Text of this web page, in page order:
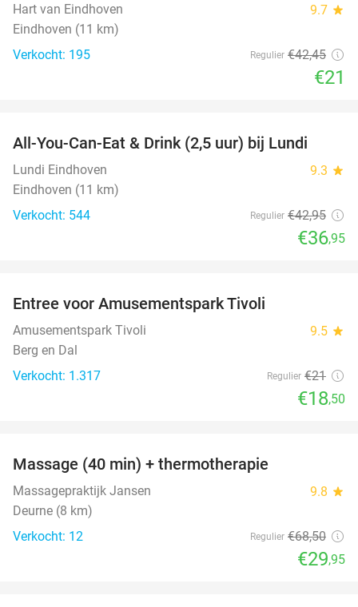
Hart van Eindhoven 9.7 star
Eindhoven (11 km)
Verkocht: 195
Regulier €42,45
€21
All-You-Can-Eat & Drink (2,5 uur) bij Lundi
Lundi Eindhoven 9.3 star
Eindhoven (11 km)
Verkocht: 544
Regulier €42,95
€36,95
Entree voor Amusementspark Tivoli
Amusementspark Tivoli 9.5 star
Berg en Dal
Verkocht: 1.317
Regulier €21
€18,50
Massage (40 min) + thermotherapie
Massagepraktijk Jansen 9.8 star
Deurne (8 km)
Verkocht: 12
Regulier €68,50
€29,95